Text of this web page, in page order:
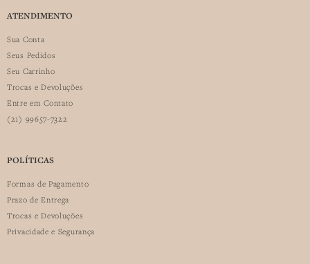
ATENDIMENTO
Sua Conta
Seus Pedidos
Seu Carrinho
Trocas e Devoluções
Entre em Contato
(21) 99657-7322
POLÍTICAS
Formas de Pagamento
Prazo de Entrega
Trocas e Devoluções
Privacidade e Segurança